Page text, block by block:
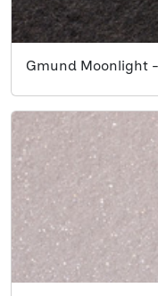
Gmund Moonlight